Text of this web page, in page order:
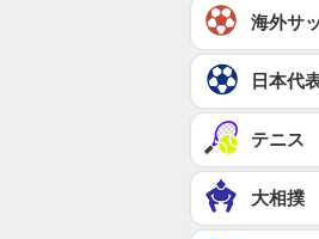
海外サ
日本代
テニス
大相撲